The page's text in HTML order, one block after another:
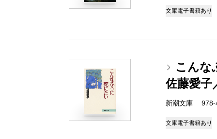
文庫電子書籍あり
こんな
佐藤愛子
新潮文庫
文庫電子書籍あり